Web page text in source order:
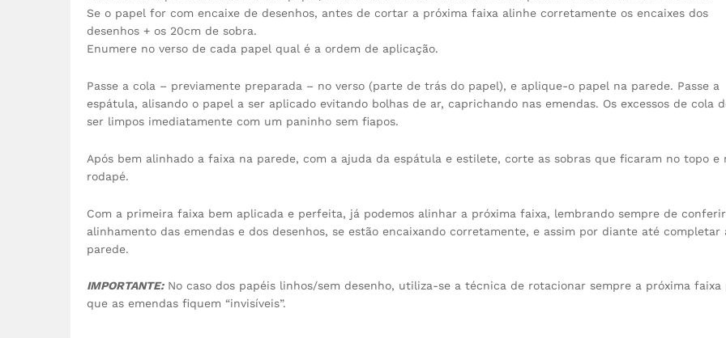
Se o papel for com encaixe de desenhos, antes de cortar a próxima faixa alinhe corretamente os encaixes dos
desenhos + os 20cm de sobra.
Enumere no verso de cada papel qual é a ordem de aplicação.
Passe a cola – previamente preparada – no verso (parte de trás do papel), e aplique-o papel na parede. Passe a
espátula, alisando o papel a ser aplicado evitando bolhas de ar, caprichando nas emendas. Os excessos de cola
ser limpos imediatamente com um paninho sem fiapos.
Após bem alinhado a faixa na parede, com a ajuda da espátula e estilete, corte as sobras que ficaram no topo e
rodapé.
Com a primeira faixa bem aplicada e perfeita, já podemos alinhar a próxima faixa, lembrando sempre de
alinhamento das emendas e dos desenhos, se estão encaixando corretamente, e assim por diante até completar
parede.
IMPORTANTE:No caso dos papéis linhos/sem desenho, utiliza-se a técnica de rotacionar sempre a próxima faixa
que as emendas fiquem “invisíveis”.